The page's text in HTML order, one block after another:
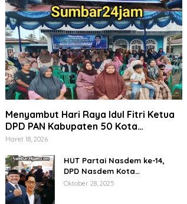
Menyambut Hari Raya Idul Fitri Ketua
DPD PAN Kabupaten 50 Kota
Marsanova Andesra, Salurkan Empat
Miskin
Maret 18, 2026
HUT Partai Nasdem ke-14,
DPD Nasdem Kota
Payakumbuh Gelar Donor
Oktober 28, 2025